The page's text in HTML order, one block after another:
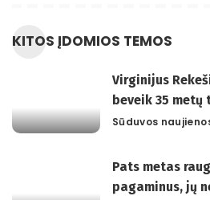
KITOS ĮDOMIOS TEMOS
Virginijus
beveik 35 metų
Posted
Sūduvos
Pats metas
pagaminus, jų